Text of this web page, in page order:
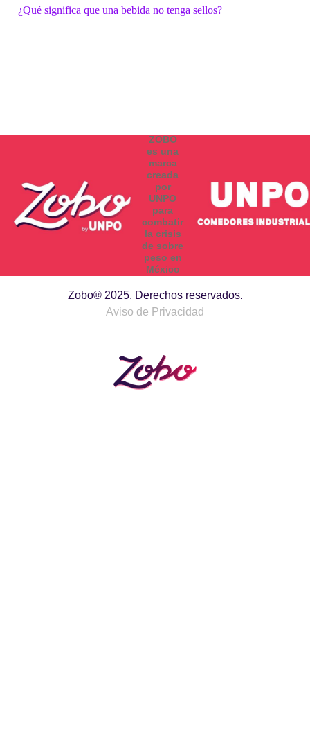
¿Qué significa que una bebida no tenga sellos?
ZOBO
es una
marca
creada
por
UNPO
para
combatir
la crisis
de sobre
peso en
México
Zobo® 2025. Derechos reservados.
Aviso de Privacidad